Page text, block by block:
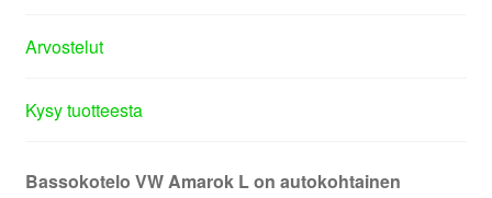
Arvostelut
Kysy tuotteesta
Bassokotelo VW Amarok L on autokohtainen